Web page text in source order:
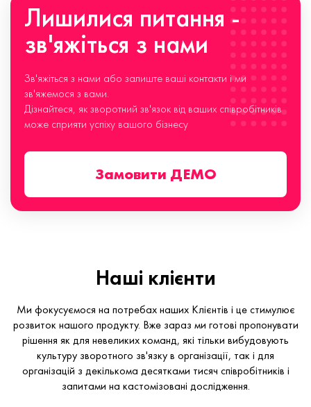
Лишилися питання -
зв'яжіться з нами
Зв'яжіться з нами або залиште ваші контакти і ми
зв'яжемося з вами.
Дізнайтеся, як зворотний зв'язок від ваших співробітників
може сприяти успіху вашого бізнесу
Замовити ДЕМО
Наші клієнти
Ми фокусуємося на потребах наших Клієнтів і це стимулює
розвиток нашого продукту. Вже зараз ми готові пропонувати
рішення як для невеликих команд, які тільки вибудовують
культуру зворотного зв'язку в організації, так і для
організацій з декількома десятками тисяч співробітників і
запитами на кастомізовані дослідження.